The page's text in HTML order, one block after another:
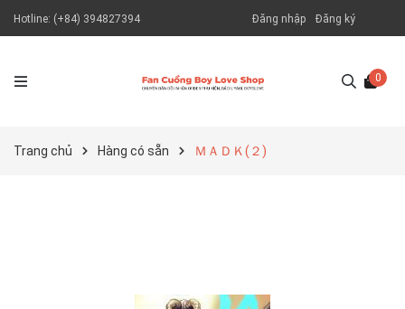
Hotline: (+84) 394827394 Đăng nhập Đăng ký
0
Trang chủ Hàng có sẵn ＭＡＤＫ(２)